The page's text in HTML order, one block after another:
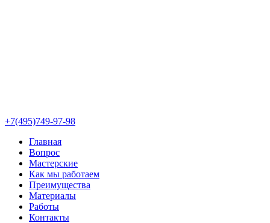
+7(495)749-97-98
Главная
Вопрос
Мастерские
Как мы работаем
Преимущества
Материалы
Работы
Контакты